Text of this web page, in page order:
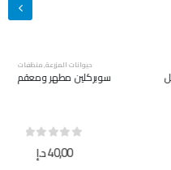
حيوانات المزرعة,منظفات
سوبركلين مطهر ومعقم 5 لتر